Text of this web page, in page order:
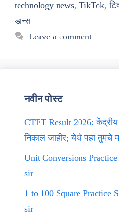
technology news, TikTok,
डान्स
Leave a comment
नवीन पोस्ट
CTET Result 2026: केंद्रीय
निकाल जाहीर; येथे पहा तुमचे
Unit Conversions Practice
sir
1 to 100 Square Practice
sir